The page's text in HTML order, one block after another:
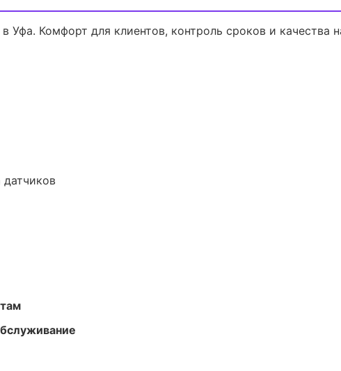
Уфа. Комфорт для клиентов, контроль сроков и качества
датчиков